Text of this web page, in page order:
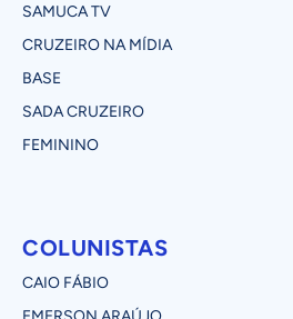
SAMUCA TV
CRUZEIRO NA MÍDIA
BASE
SADA CRUZEIRO
FEMININO
COLUNISTAS
CAIO FÁBIO